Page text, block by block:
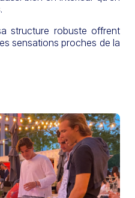
structure robuste offrent
sensations proches de la